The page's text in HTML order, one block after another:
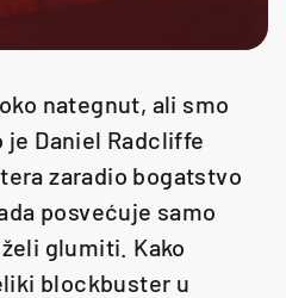
nategnut, ali smo
je Daniel Radcliffe
zaradio bogatstvo
posvećuje samo
glumiti. Kako
blockbuster u